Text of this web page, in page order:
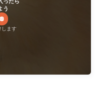
う
します